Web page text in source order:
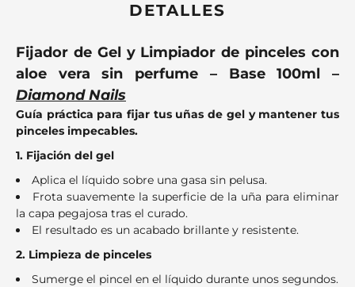
DETALLES
Fijador de Gel y Limpiador de pinceles con
aloe vera sin perfume – Base 100ml –
Diamond Nails
Guía práctica para fijar tus uñas de gel y mantener tus
pinceles impecables.
1. Fijación del gel
Aplica el líquido sobre una gasa sin pelusa.
Frota suavemente la superficie de la uña para eliminar
la capa pegajosa tras el curado.
El resultado es un acabado brillante y resistente.
2. Limpieza de pinceles
Sumerge el pincel en el líquido durante unos segundos.